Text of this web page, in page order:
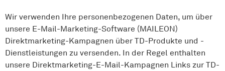
Wir verwenden Ihre personenbezogenen Daten, um über
unsere E-Mail-Marketing-Software (MAILEON)
Direktmarketing-Kampagnen über TD-Produkte und -
Dienstleistungen zu versenden. In der Regel enthalten
unsere Direktmarketing-E-Mail-Kampagnen Links zur TD-